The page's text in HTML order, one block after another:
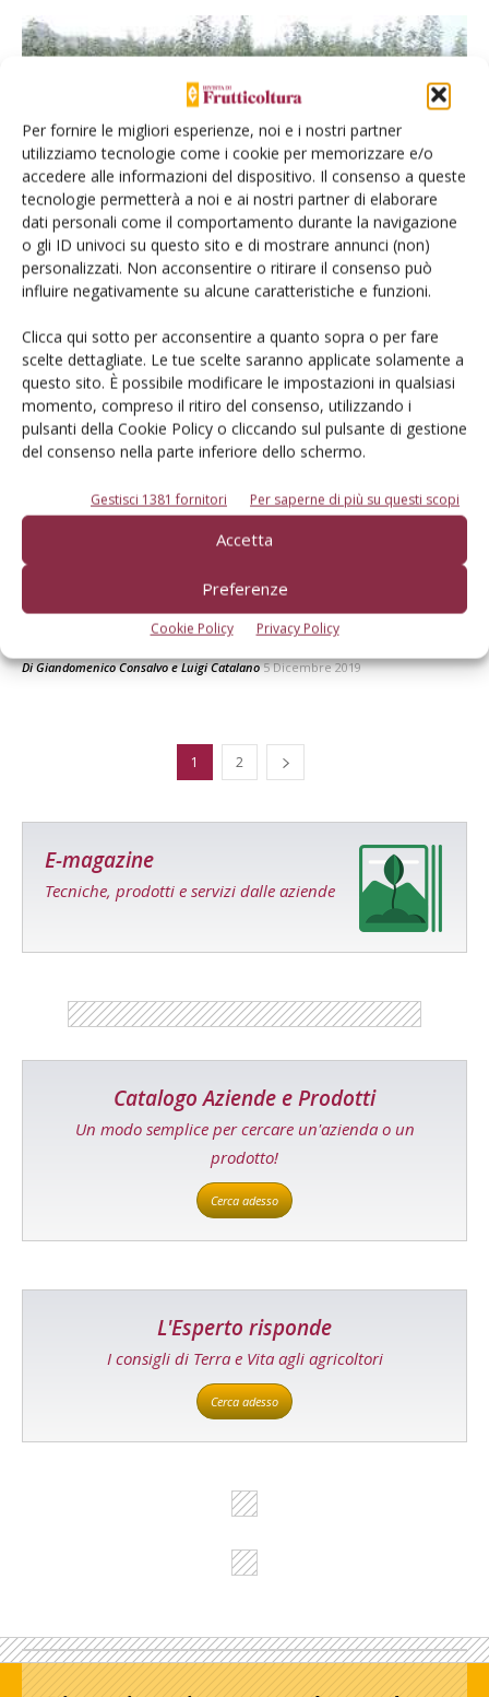
Per fornire le migliori esperienze, noi e i nostri partner
utilizziamo tecnologie come i cookie per memorizzare e/o
accedere alle informazioni del dispositivo. Il consenso a queste
tecnologie permetterà a noi e ai nostri partner di elaborare
dati personali come il comportamento durante la navigazione
o gli ID univoci su questo sito e di mostrare annunci (non)
personalizzati. Non acconsentire o ritirare il consenso può
influire negativamente su alcune caratteristiche e funzioni.
Clicca qui sotto per acconsentire a quanto sopra o per fare
scelte dettagliate. Le tue scelte saranno applicate solamente a
questo sito. È possibile modificare le impostazioni in qualsiasi
momento, compreso il ritiro del consenso, utilizzando i
pulsanti della Cookie Policy o cliccando sul pulsante di gestione
del consenso nella parte inferiore dello schermo.
Gestisci 1381 fornitori Per saperne di più su questi scopi
Accetta
Preferenze
Cookie Policy Privacy Policy
VIVAISMO FRUTTICOLO
Certificazione vivaistica complicata dal
nuovo regime fitosanitario
Settore vivaistico innovatore e propositivo
solo con servizi efficienti
DiGiandomenico ConsalvoeLuigi Catalano 5 Dicembre 2019
1 2
E-magazine
Tecniche, prodotti e servizi dalle aziende
Catalogo Aziende e Prodotti
Un modo semplice per cercare un'azienda o un
prodotto!
Cerca adesso
L'Esperto risponde
I consigli di Terra e Vita agli agricoltori
Cerca adesso